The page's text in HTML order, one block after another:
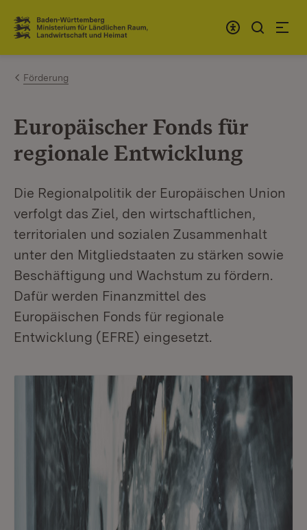
Zum Inhalt springen
Link zur Startseite
Förderung
Europäischer Fonds für
regionale Entwicklung
Die Regionalpolitik der Europäischen Union
verfolgt das Ziel, den wirtschaftlichen,
territorialen und sozialen Zusammenhalt
unter den Mitgliedstaaten zu stärken sowie
Beschäftigung und Wachstum zu fördern.
Dafür werden Finanzmittel des
Europäischen Fonds für regionale
Entwicklung (EFRE) eingesetzt.